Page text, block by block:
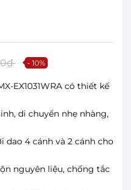
- 10%
EX1031WRA có thiết kế
di chuyển nhẹ nhàng,
dao 4 cánh và 2 cánh cho
nguyên liệu, chống tắc